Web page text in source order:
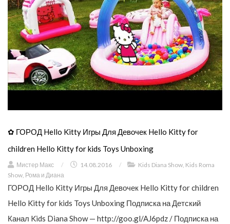
✿ ГОРОД Hello Kitty Игры Для Девочек Hello Kitty for
children Hello Kitty for kids Toys Unboxing
Мистер Макс / 14.08.2016 / Kids Diana Show, Kids Roma
Show, Рома и Диана
ГОРОД Hello Kitty Игры Для Девочек Hello Kitty for children
Hello Kitty for kids Toys Unboxing Подписка на Детский
Канал Kids Diana Show — http://goo.gl/AJ6pdz / Подписка на